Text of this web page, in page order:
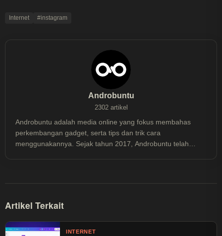
Internet #instagram
Androbuntu
2302 artikel
Androbuntu adalah media online yang fokus membahas
perkembangan gadget, serta tips dan trik cara
menggunakannya. Sejak tahun 2017, Androbuntu telah
Artikel Terkait
INTERNET